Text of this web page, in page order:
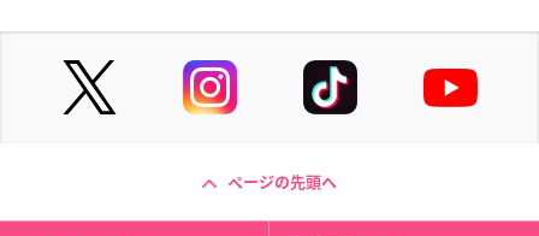
ページの先頭へ